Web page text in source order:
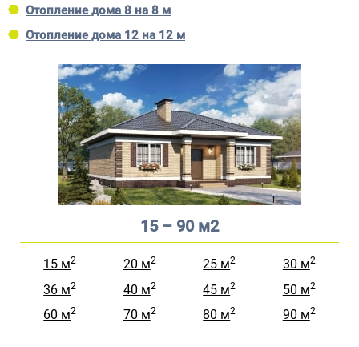
Отопление дома 8 на 8 м
Отопление дома 12 на 12 м
15 – 90 м2
15 м2 20 м2 25 м2 30 м2
36 м2 40 м2 45 м2 50 м2
60 м2 70 м2 80 м2 90 м2